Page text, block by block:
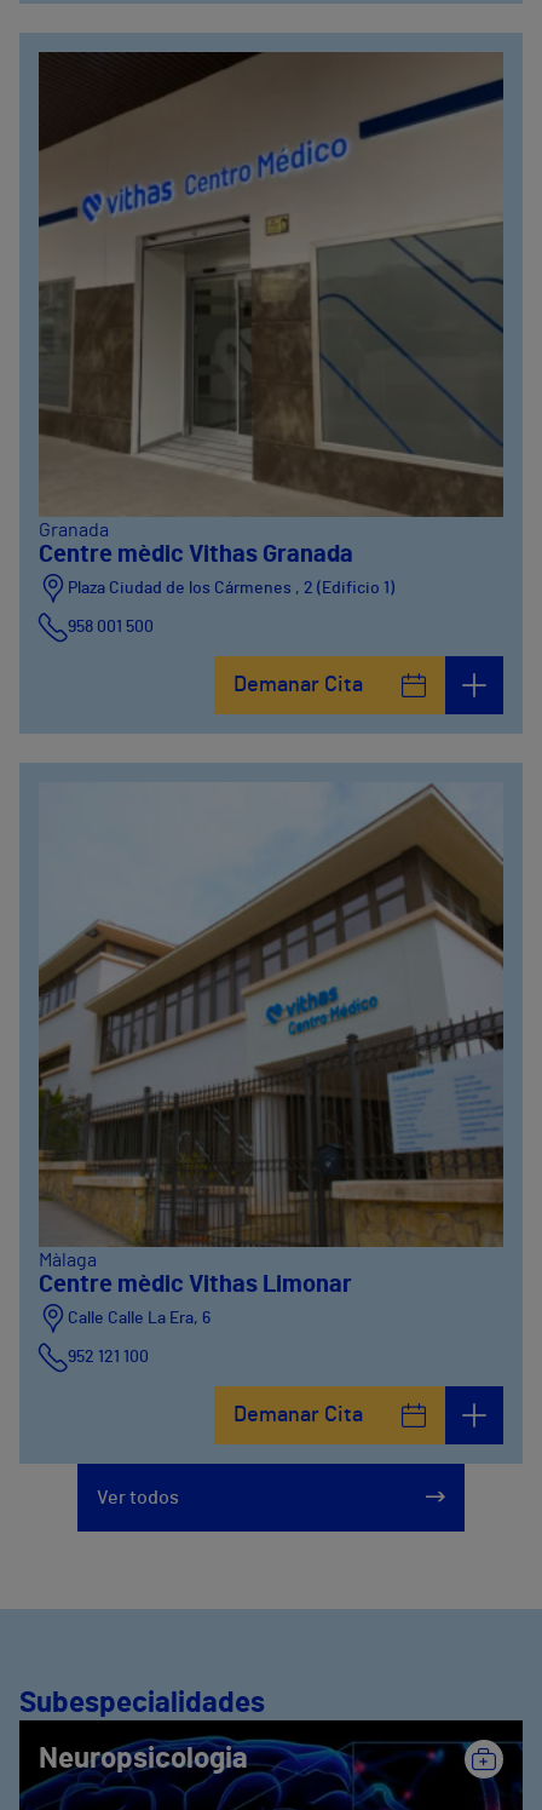
Granada
Centre mèdic Vithas Granada
Plaza Ciudad de los Cármenes , 2 (Edificio 1)
958 001 500
Demanar Cita
Màlaga
Centre mèdic Vithas Limonar
Calle Calle La Era, 6
952 121 100
Demanar Cita
Ver todos
Subespecialidades
Neuropsicologia